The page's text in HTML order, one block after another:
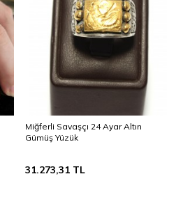
Miğferli Savaşçı 24 Ayar Altın
Gümüş Yüzük
31.273,31 TL